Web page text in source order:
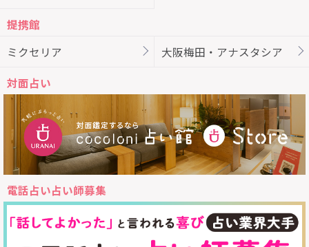
提携館
ミクセリア
大阪梅田・アナスタシア
対面占い
電話占い占い師募集